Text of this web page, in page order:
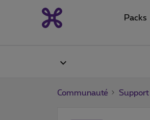
Packs
Communauté Support